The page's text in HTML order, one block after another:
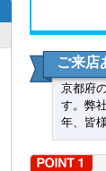
ご来店
京都府
す。弊
年、皆